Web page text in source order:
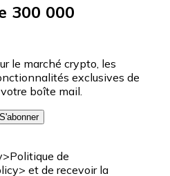
300 000
le marché crypto, les
exclusives de
boîte mail.
S'abonner
de
et de recevoir la